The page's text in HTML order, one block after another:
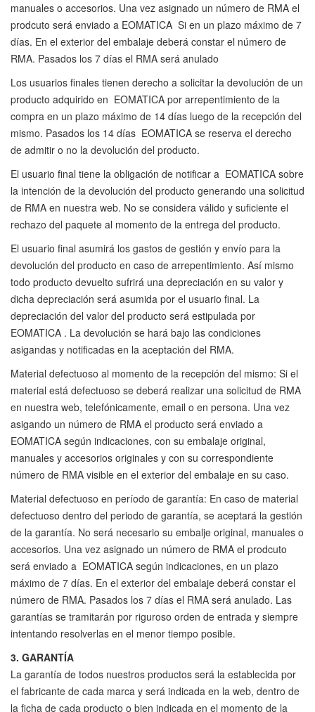
manuales o accesorios. Una vez asignado un número de RMA el
prodcuto será enviado a EOMATICA Si en un plazo máximo de 7
días. En el exterior del embalaje deberá constar el número de
RMA. Pasados los 7 días el RMA será anulado
Los usuarios finales tienen derecho a solicitar la devolución de un
producto adquirido en EOMATICA por arrepentimiento de la
compra en un plazo máximo de 14 días luego de la recepción del
mismo. Pasados los 14 días EOMATICA se reserva el derecho
de admitir o no la devolución del producto.
El usuario final tiene la obligación de notificar a EOMATICA sobre
la intención de la devolución del producto generando una solicitud
de RMA en nuestra web. No se considera válido y suficiente el
rechazo del paquete al momento de la entrega del producto.
El usuario final asumirá los gastos de gestión y envío para la
devolución del producto en caso de arrepentimiento. Así mismo
todo producto devuelto sufrirá una depreciación en su valor y
dicha depreciación será asumida por el usuario final. La
depreciación del valor del producto será estipulada por
EOMATICA . La devolución se hará bajo las condiciones
asigandas y notificadas en la aceptación del RMA.
Material defectuoso al momento de la recepción del mismo: Si el
material está defectuoso se deberá realizar una solicitud de RMA
en nuestra web, telefónicamente, email o en persona. Una vez
asigando un número de RMA el producto será enviado a
EOMATICA según indicaciones, con su embalaje original,
manuales y accesorios originales y con su correspondiente
número de RMA visible en el exterior del embalaje en su caso.
Material defectuoso en período de garantía: En caso de material
defectuoso dentro del periodo de garantía, se aceptará la gestión
de la garantía. No será necesario su embalje original, manuales o
accesorios. Una vez asignado un número de RMA el prodcuto
será enviado a EOMATICA según indicaciones, en un plazo
máximo de 7 días. En el exterior del embalaje deberá constar el
número de RMA. Pasados los 7 días el RMA será anulado. Las
garantías se tramitarán por riguroso orden de entrada y siempre
intentando resolverlas en el menor tiempo posible.
3. GARANTÍA
La garantía de todos nuestros productos será la establecida por
el fabricante de cada marca y será indicada en la web, dentro de
la ficha de cada producto o bien indicada en el momento de la